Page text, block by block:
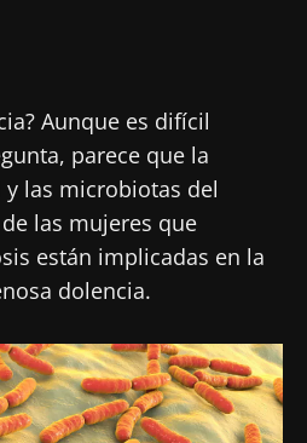
Aunque es difícil
parece que la
las microbiotas del
las mujeres que
están implicadas en la
dolencia.